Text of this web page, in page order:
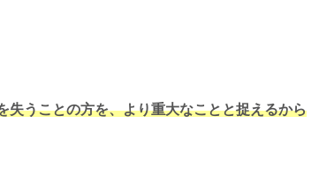
失うことの方を、より重大なことと捉えるから